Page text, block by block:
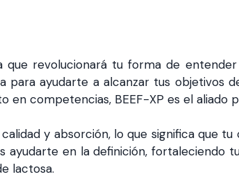
que revolucionará tu forma de
para ayudarte a alcanzar tus objetivos
en competencias, BEEF-XP es el
y absorción, lo que significa que
en la definición, fortaleciendo
lactosa.